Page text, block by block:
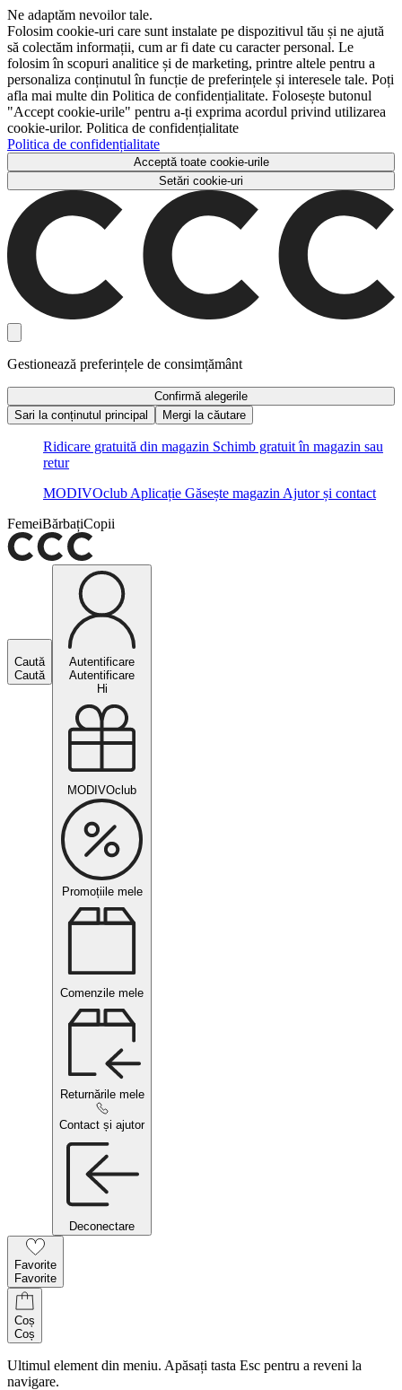
Ne adaptăm nevoilor tale.
Folosim cookie-uri care sunt instalate pe dispozitivul tău și ne ajută
să colectăm informații, cum ar fi date cu caracter personal. Le
folosim în scopuri analitice și de marketing, printre altele pentru a
personaliza conținutul în funcție de preferințele și interesele tale. Poți
afla mai multe din Politica de confidențialitate. Folosește butonul
"Accept cookie-urile" pentru a-ți exprima acordul privind utilizarea
cookie-urilor. Politica de confidențialitate
Politica de confidențialitate
Acceptă toate cookie-urile
Setări cookie-uri
Gestionează preferințele de consimțământ
Confirmă alegerile
Sari la conținutul principal
Mergi la căutare
Ridicare gratuită din magazin Schimb gratuit în magazin sau
retur
MODIVOclub Aplicație Găsește magazin Ajutor și contact
FemeiBărbațiCopii
Caută
Caută
Autentificare
Autentificare
Hi
MODIVOclub
Promoțiile mele
Comenzile mele
Returnările mele
Contact și ajutor
Deconectare
Favorite
Favorite
Coș
Coș
Ultimul element din meniu. Apăsați tasta Esc pentru a reveni la
navigare.